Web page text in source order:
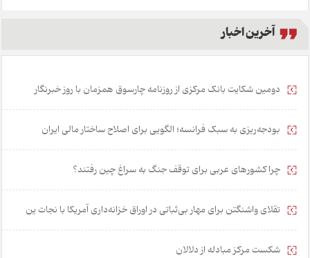
آخرین اخبار
دومین شکایت بانک مرکزی از روزنامه چارسوق همزمان با روز خبرنگار
بودجه‌ریزی به سبک فرانسه؛ الگویی برای اصلاح ساختار مالی ایران
چرا کشورهای عربی برای توقف جنگ به سراغ چین رفتند؟
تقلای واشنگتن برای مهار بی‌ثباتی در اوراق خزانه‌داری آمریکا با نجات ین
شکست مرکز مبادله از دلالان